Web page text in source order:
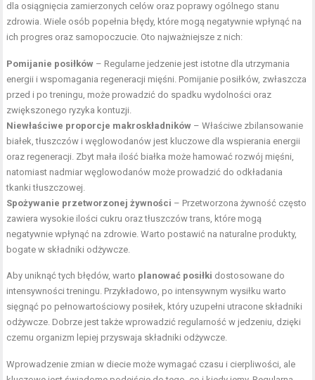
dla osiągnięcia zamierzonych celów oraz poprawy ogólnego stanu
zdrowia. Wiele osób popełnia błędy, które mogą negatywnie wpłynąć na
ich progres oraz samopoczucie. Oto najważniejsze z nich:
Pomijanie posiłków – Regularne jedzenie jest istotne dla utrzymania
energii i wspomagania regeneracji mięśni. Pomijanie posiłków, zwłaszcza
przed i po treningu, może prowadzić do spadku wydolności oraz
zwiększonego ryzyka kontuzji.
Niewłaściwe proporcje makroskładników – Właściwe zbilansowanie
białek, tłuszczów i węglowodanów jest kluczowe dla wspierania energii
oraz regeneracji. Zbyt mała ilość białka może hamować rozwój mięśni,
natomiast nadmiar węglowodanów może prowadzić do odkładania
tkanki tłuszczowej.
Spożywanie przetworzonej żywności – Przetworzona żywność często
zawiera wysokie ilości cukru oraz tłuszczów trans, które mogą
negatywnie wpłynąć na zdrowie. Warto postawić na naturalne produkty,
bogate w składniki odżywcze.
Aby uniknąć tych błędów, warto planować posiłki dostosowane do
intensywności treningu. Przykładowo, po intensywnym wysiłku warto
sięgnąć po pełnowartościowy posiłek, który uzupełni utracone składniki
odżywcze. Dobrze jest także wprowadzić regularność w jedzeniu, dzięki
czemu organizm lepiej przyswaja składniki odżywcze.
Wprowadzenie zmian w diecie może wymagać czasu i cierpliwości, ale